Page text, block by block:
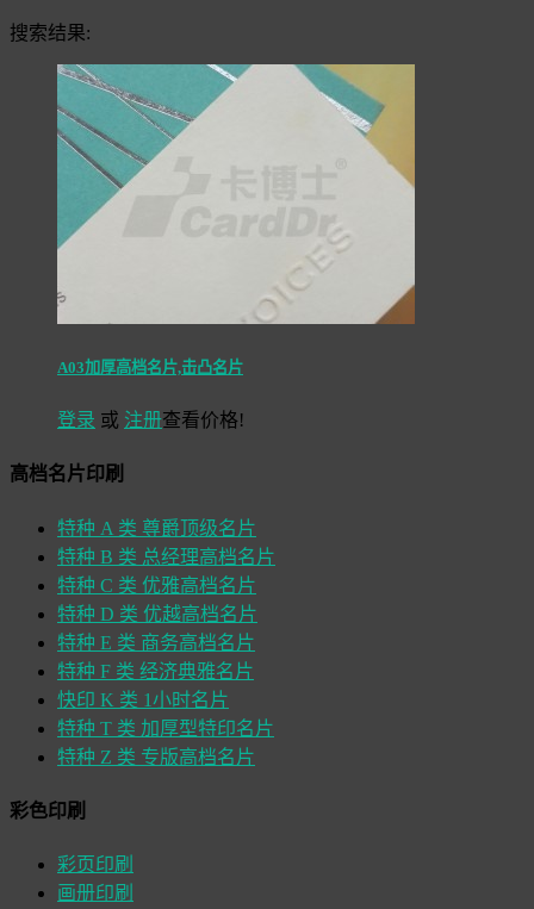
搜索结果:
A03加厚高档名片,击凸名片
登录 或 注册查看价格!
高档名片印刷
特种 A 类 尊爵顶级名片
特种 B 类 总经理高档名片
特种 C 类 优雅高档名片
特种 D 类 优越高档名片
特种 E 类 商务高档名片
特种 F 类 经济典雅名片
快印 K 类 1小时名片
特种 T 类 加厚型特印名片
特种 Z 类 专版高档名片
彩色印刷
彩页印刷
画册印刷